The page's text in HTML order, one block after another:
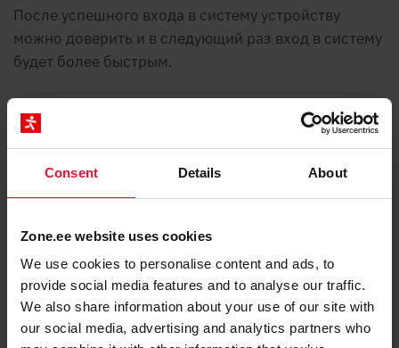
Consent Details About
Zone.ee website uses cookies
We use cookies to personalise content and ads, to
provide social media features and to analyse our traffic.
We also share information about your use of our site with
our social media, advertising and analytics partners who
После успешного входа в систему устройству
можно доверить и в следующий раз вход в систему
будет более быстрым.